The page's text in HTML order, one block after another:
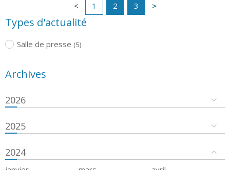
1 2 3
Types d'actualité
Salle de presse (5)
Archives
2026
2025
2024